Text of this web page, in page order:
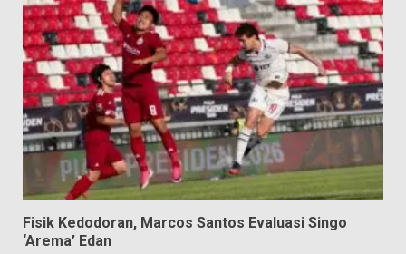
Fisik Kedodoran, Marcos Santos Evaluasi Singo
‘Arema’ Edan